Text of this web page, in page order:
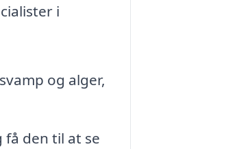
i
og alger,
den til at se